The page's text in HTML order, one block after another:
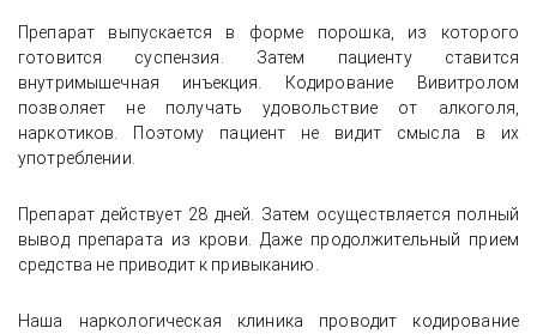
Препарат выпускается в форме порошка, из которого
готовится суспензия. Затем пациенту ставится
внутримышечная инъекция. Кодирование Вивитролом
позволяет не получать удовольствие от алкоголя,
наркотиков. Поэтому пациент не видит смысла в их
употреблении.
Препарат действует 28 дней. Затем осуществляется полный
вывод препарата из крови. Даже продолжительный прием
средства не приводит к привыканию.
Наша наркологическая клиника проводит кодирование